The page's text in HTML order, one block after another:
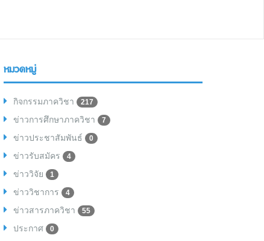
หมวดหมู่
กิจกรรมภาควิชา 217
ข่าวการศึกษาภาควิชา 7
ข่าวประชาสัมพันธ์ 0
ข่าวรับสมัคร 4
ข่าววิจัย 1
ข่าววิชาการ 4
ข่าวสารภาควิชา 55
ประกาศ 0